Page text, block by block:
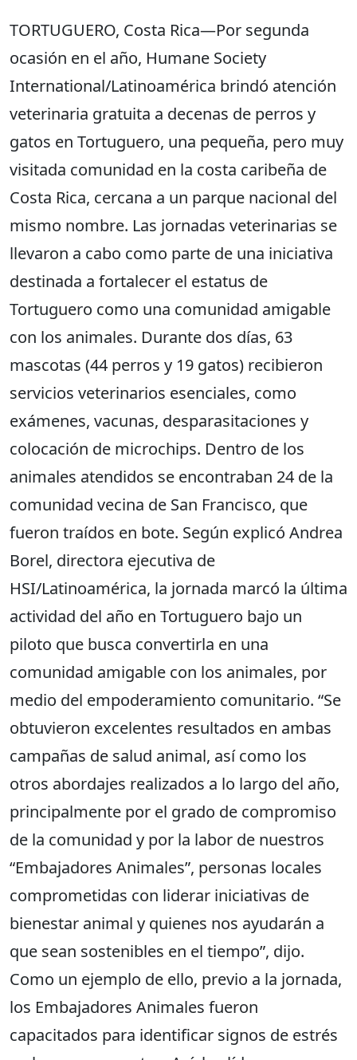
TORTUGUERO, Costa Rica—Por segunda
ocasión en el año, Humane Society
International/Latinoamérica brindó atención
veterinaria gratuita a decenas de perros y
gatos en Tortuguero, una pequeña, pero muy
visitada comunidad en la costa caribeña de
Costa Rica, cercana a un parque nacional del
mismo nombre. Las jornadas veterinarias se
llevaron a cabo como parte de una iniciativa
destinada a fortalecer el estatus de
Tortuguero como una comunidad amigable
con los animales. Durante dos días, 63
mascotas (44 perros y 19 gatos) recibieron
servicios veterinarios esenciales, como
exámenes, vacunas, desparasitaciones y
colocación de microchips. Dentro de los
animales atendidos se encontraban 24 de la
comunidad vecina de San Francisco, que
fueron traídos en bote. Según explicó Andrea
Borel, directora ejecutiva de
HSI/Latinoamérica, la jornada marcó la última
actividad del año en Tortuguero bajo un
piloto que busca convertirla en una
comunidad amigable con los animales, por
medio del empoderamiento comunitario. “Se
obtuvieron excelentes resultados en ambas
campañas de salud animal, así como los
otros abordajes realizados a lo largo del año,
principalmente por el grado de compromiso
de la comunidad y por la labor de nuestros
“Embajadores Animales”, personas locales
comprometidas con liderar iniciativas de
bienestar animal y quienes nos ayudarán a
que sean sostenibles en el tiempo”, dijo.
Como un ejemplo de ello, previo a la jornada,
los Embajadores Animales fueron
capacitados para identificar signos de estrés